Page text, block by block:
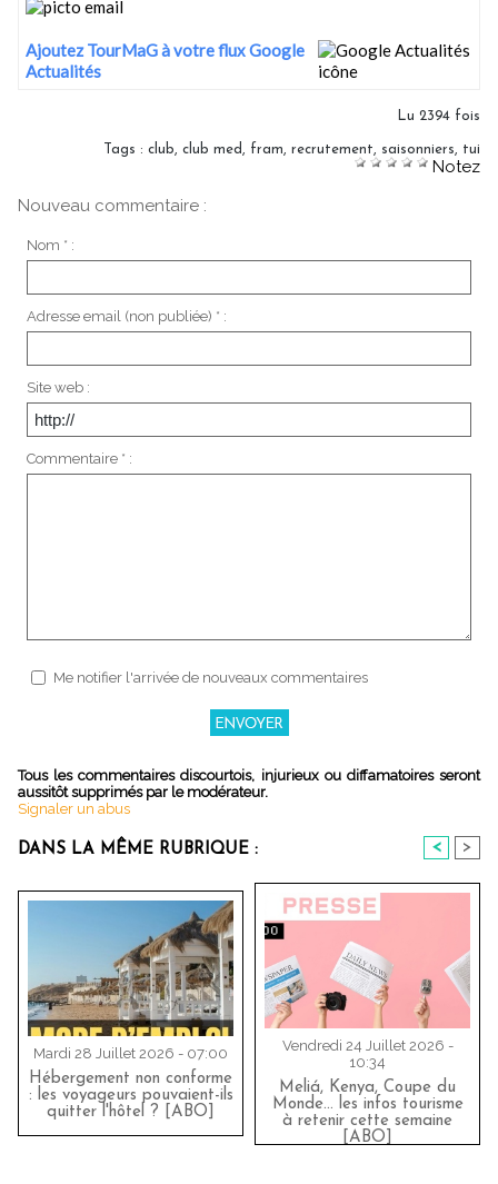
Ajoutez TourMaG à votre flux Google
Actualités
Lu 2394 fois
Tags : club, club med, fram, recrutement, saisonniers, tui
Notez
Nouveau commentaire :
Nom * :
Adresse email (non publiée) * :
Site web :
Commentaire * :
Me notifier l'arrivée de nouveaux commentaires
Tous les commentaires discourtois, injurieux ou diffamatoires seront
aussitôt supprimés par le modérateur.
Signaler un abus
DANS LA MÊME RUBRIQUE : < >
Mardi 28 Juillet 2026 - 07:00
Hébergement non conforme
: les voyageurs pouvaient-ils
quitter l'hôtel ? [ABO]
Vendredi 24 Juillet 2026 -
10:34
Meliá, Kenya, Coupe du
Monde… les infos tourisme
à retenir cette semaine
[ABO]